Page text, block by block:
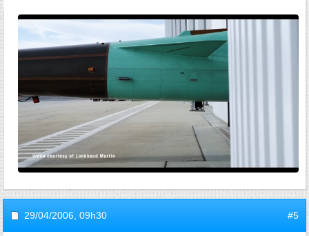
29/04/2006, 09h30 #5